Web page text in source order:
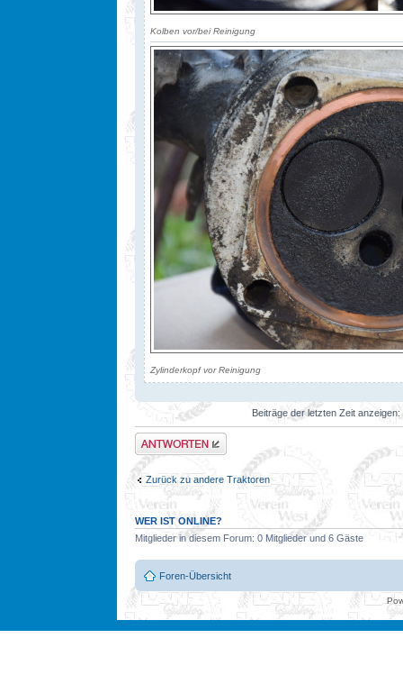
Kolben vor/bei Reinigung
Zylinderkopf vor Reinigung
Beiträge der letzten Zeit anzeigen:
Antwort erstellen
Zurück zu andere Traktoren
WER IST ONLINE?
Mitglieder in diesem Forum: 0 Mitglieder und 6 Gäste
Foren-Übersicht